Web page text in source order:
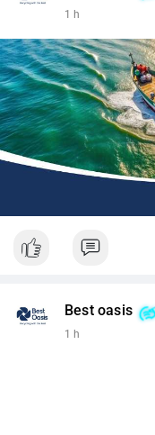
1 h
Best oasis
1 h